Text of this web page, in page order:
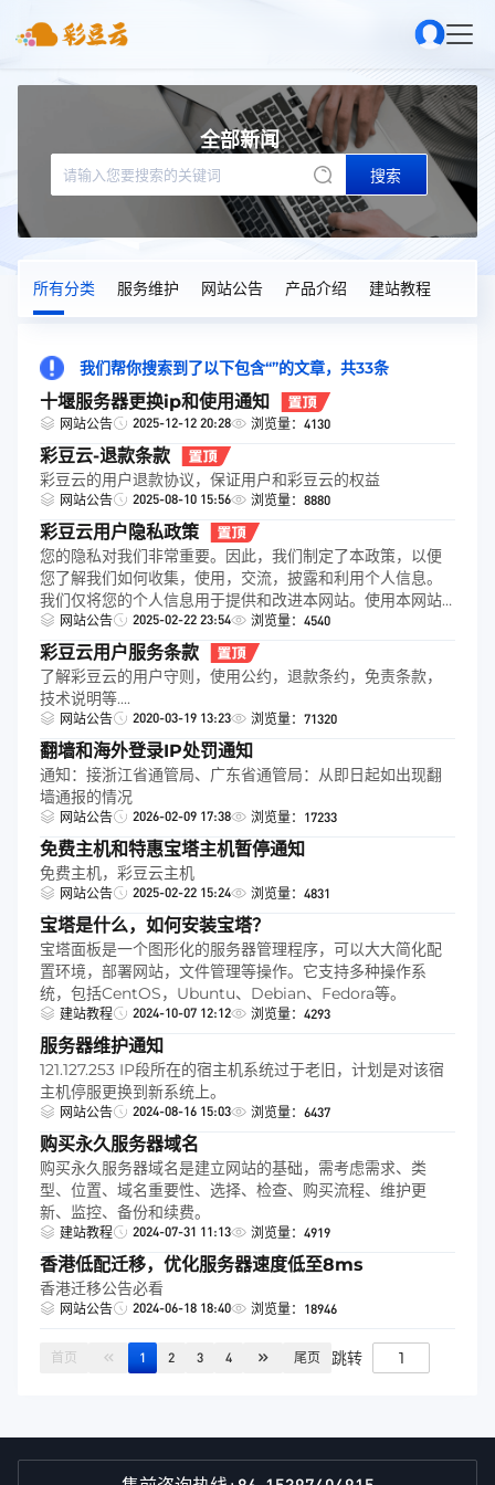
全部新闻
搜索
所有分类 服务维护 网站公告 产品介绍 建站教程
我们帮你搜索到了以下包含“”的文章，共33条
十堰服务器更换ip和使用通知
网站公告 2025-12-12 20:28 浏览量：4130
彩豆云-退款条款
彩豆云的用户退款协议，保证用户和彩豆云的权益
网站公告 2025-08-10 15:56 浏览量：8880
彩豆云用户隐私政策
您的隐私对我们非常重要。因此，我们制定了本政策，以便
您了解我们如何收集，使用，交流，披露和利用个人信息。
我们仅将您的个人信息用于提供和改进本网站。使用本网站
即表示您同意按照本政策收集和使用信息。除非本隐私政策
另有规定，否则本隐私政策中使用的术语与我们的条款和条
件具有相同的含义。下面简单介绍一下我们的隐私政策。
网站公告 2025-02-22 23:54 浏览量：4540
彩豆云用户服务条款
了解彩豆云的用户守则，使用公约，退款条约，免责条款，
技术说明等....
网站公告 2020-03-19 13:23 浏览量：71320
翻墙和海外登录IP处罚通知
通知：接浙江省通管局、广东省通管局：从即日起如出现翻
墙通报的情况
网站公告 2026-02-09 17:38 浏览量：17233
免费主机和特惠宝塔主机暂停通知
免费主机，彩豆云主机
网站公告 2025-02-22 15:24 浏览量：4831
宝塔是什么，如何安装宝塔？
宝塔面板是一个图形化的服务器管理程序，可以大大简化配
置环境，部署网站，文件管理等操作。它支持多种操作系
统，包括CentOS，Ubuntu、Debian、Fedora等。
建站教程 2024-10-07 12:12 浏览量：4293
服务器维护通知
121.127.253 IP段所在的宿主机系统过于老旧，计划是对该宿
主机停服更换到新系统上。
网站公告 2024-08-16 15:03 浏览量：6437
购买永久服务器域名
购买永久服务器域名是建立网站的基础，需考虑需求、类
型、位置、域名重要性、选择、检查、购买流程、维护更
新、监控、备份和续费。
建站教程 2024-07-31 11:13 浏览量：4919
香港低配迁移，优化服务器速度低至8ms
香港迁移公告必看
网站公告 2024-06-18 18:40 浏览量：18946
首页 1 2 3 4 尾页 跳转